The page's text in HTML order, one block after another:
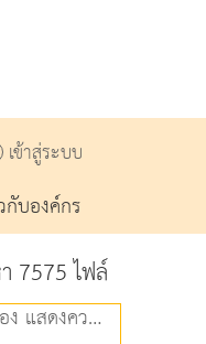
เข้าสู่ระบบ
กับองค์กร
7575 ไฟล์
ใบงานประกอบการสอน เรื่อง แสดงความคิดเห็นจากเรื่องที่อ่าน (61.70 KB)